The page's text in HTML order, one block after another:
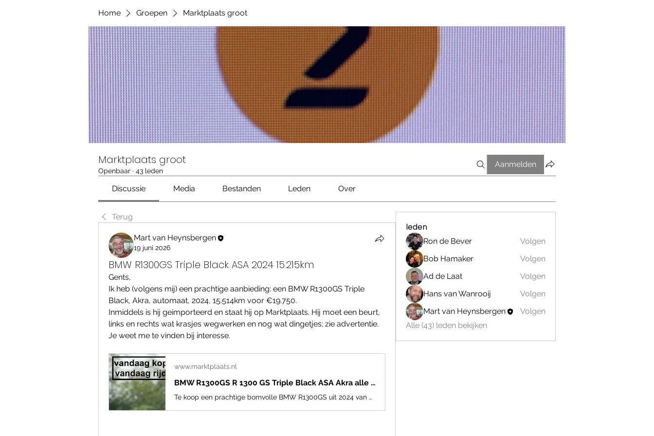
Home Groepen Marktplaats groot
Marktplaats groot
Openbaar · 43 leden
Aanmelden
Discussie Media Bestanden Leden Over
Terug
Mart van Heynsbergen
19 juni 2026
BMW R1300GS Triple Black ASA 2024 15.215km
Gents,
Ik heb (volgens mij) een prachtige aanbieding: een BMW R1300GS Triple
Black, Akra, automaat, 2024, 15.514km voor €19.750.
Inmiddels is hij geimporteerd en staat hij op Marktplaats. Hij moet een beurt,
links en rechts wat krasjes wegwerken en nog wat dingetjes; zie advertentie.
Je weet me te vinden bij interesse.
www.marktplaats.nl
BMW R1300GS R 1300 GS Triple Black ASA Akra alle pakketten (m2428476686) — Motoren | BMW — Marktplaats
Te koop een prachtige bomvolle BMW R1300GS uit 2024 van de eerste eigenaar met 15.514 km op de teller met fabrieksgarantie tot september 2027.Deze GS
leden
Ron de Bever
Volgen
Bob Hamaker
Volgen
Ad de Laat
Volgen
Hans van Wanrooij
Volgen
Mart van Heynsbergen
Volgen
Alle (43) leden bekijken